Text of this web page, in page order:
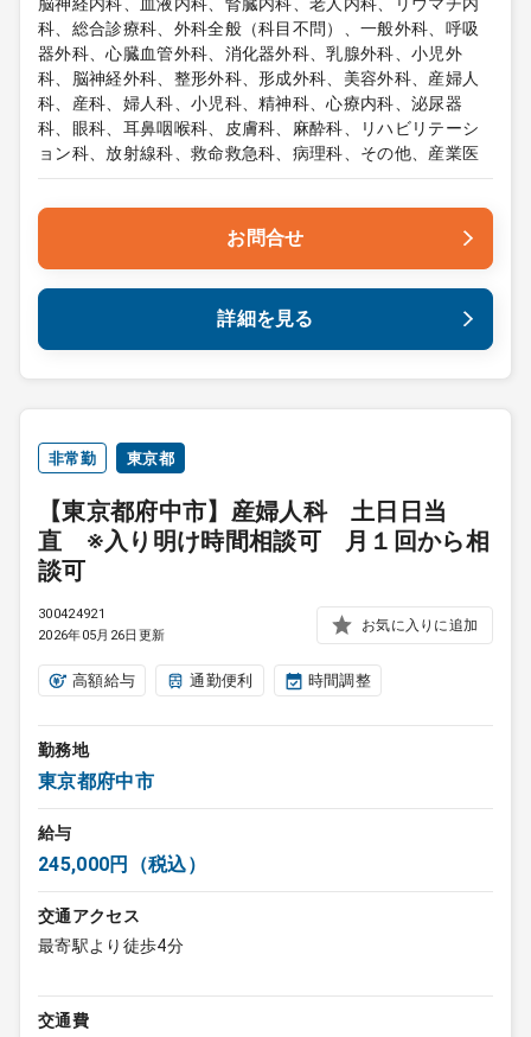
科、総合診療科、外科全般（科目不問）、一般外科、呼吸
器外科、心臓血管外科、消化器外科、乳腺外科、小児外
科、脳神経外科、整形外科、形成外科、美容外科、産婦人
科、産科、婦人科、小児科、精神科、心療内科、泌尿器
科、眼科、耳鼻咽喉科、皮膚科、麻酔科、リハビリテーシ
ョン科、放射線科、救命救急科、病理科、その他、産業医
お問合せ
詳細を見る
非常勤 東京都
【東京都府中市】産婦人科 土日日当
直 ※入り明け時間相談可 月１回から相
談可
300424921
2026年05月26日更新
お気に入りに追加
高額給与 通勤便利 時間調整
勤務地
東京都府中市
給与
245,000円（税込）
交通アクセス
最寄駅より徒歩4分
交通費